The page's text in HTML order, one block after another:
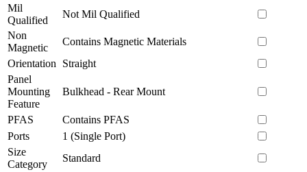
Mil
Qualified
Not Mil Qualified
Non
Magnetic
Contains Magnetic Materials
Orientation
Straight
Panel
Mounting
Feature
Bulkhead - Rear Mount
PFAS
Contains PFAS
Ports
1 (Single Port)
Size
Category
Standard